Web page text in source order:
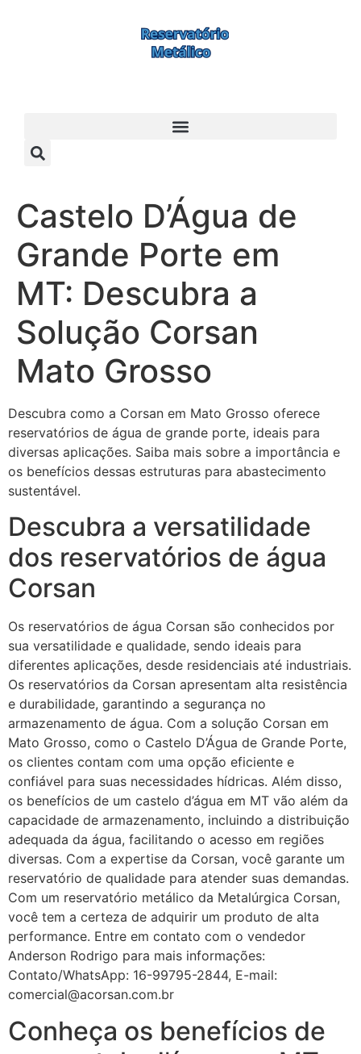
Castelo D’Água de
Grande Porte em
MT: Descubra a
Solução Corsan
Mato Grosso
Descubra como a Corsan em Mato Grosso oferece
reservatórios de água de grande porte, ideais para
diversas aplicações. Saiba mais sobre a importância e
os benefícios dessas estruturas para abastecimento
sustentável.
Descubra a versatilidade
dos reservatórios de água
Corsan
Os reservatórios de água Corsan são conhecidos por
sua versatilidade e qualidade, sendo ideais para
diferentes aplicações, desde residenciais até industriais.
Os reservatórios da Corsan apresentam alta resistência
e durabilidade, garantindo a segurança no
armazenamento de água. Com a solução Corsan em
Mato Grosso, como o Castelo D’Água de Grande Porte,
os clientes contam com uma opção eficiente e
confiável para suas necessidades hídricas. Além disso,
os benefícios de um castelo d’água em MT vão além da
capacidade de armazenamento, incluindo a distribuição
adequada da água, facilitando o acesso em regiões
diversas. Com a expertise da Corsan, você garante um
reservatório de qualidade para atender suas demandas.
Com um reservatório metálico da Metalúrgica Corsan,
você tem a certeza de adquirir um produto de alta
performance. Entre em contato com o vendedor
Anderson Rodrigo para mais informações:
Contato/WhatsApp: 16-99795-2844, E-mail:
comercial@acorsan.com.br
Conheça os benefícios de